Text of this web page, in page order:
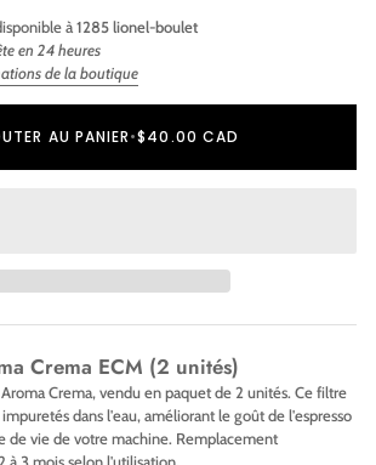
à1285 lionel-boulet
en 24 heures
de la boutique
AU PANIER•$40.00 CAD
Crema ECM (2 unités)
Crema, vendu en paquet de 2 unités. Ce filtre
dans l'eau, améliorant le goût de l'espresso
de vie de votre machine. Remplacement